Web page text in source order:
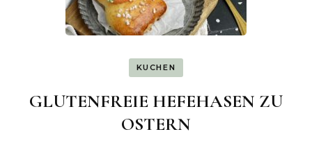
KUCHEN
GLUTENFREIE HEFEHASEN ZU
OSTERN